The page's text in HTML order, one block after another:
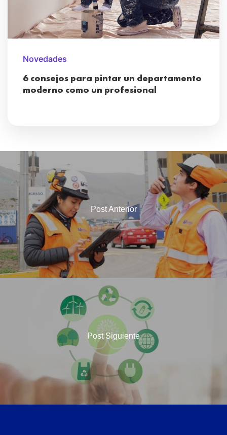
Novedades
6 consejos para pintar un departamento
moderno como un profesional
Post Anterior
Post Siguiente